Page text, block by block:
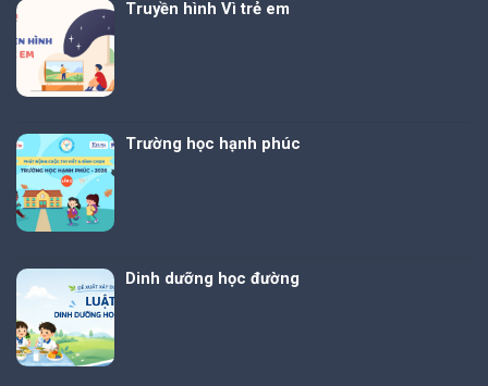
Truyền hình Vì trẻ em
Trường học hạnh phúc
Dinh dưỡng học đường